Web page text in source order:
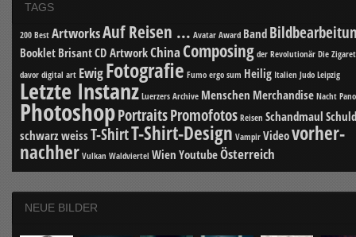
TAGS
200 Best ArtworksAuf Reisen ... Avatar Award Band
Booklet BrisantCD ArtworkChinaComposing der Revolutionär Die
davor digital art EwigFotografie Fumo ergo sum Heilig Italien Judo Leipzig
Letzte Instanz Luerzers Archive Menschen Merchandise Nacht
PhotoshopPortraitsPromofotos Reisen Schandmaul
schwarz weissT-ShirtT-Shirt-Design Vampir Videovorher-
nachher Vulkan Waldviertel Wien YoutubeÖsterreich
NEUE BILDER